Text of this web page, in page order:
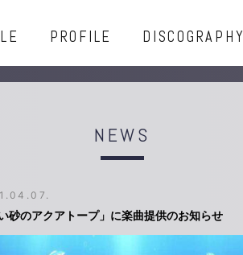
PROFILE DISCOGRAPHY
NEWS
砂のアクアトープ」に楽曲提供のお知らせ